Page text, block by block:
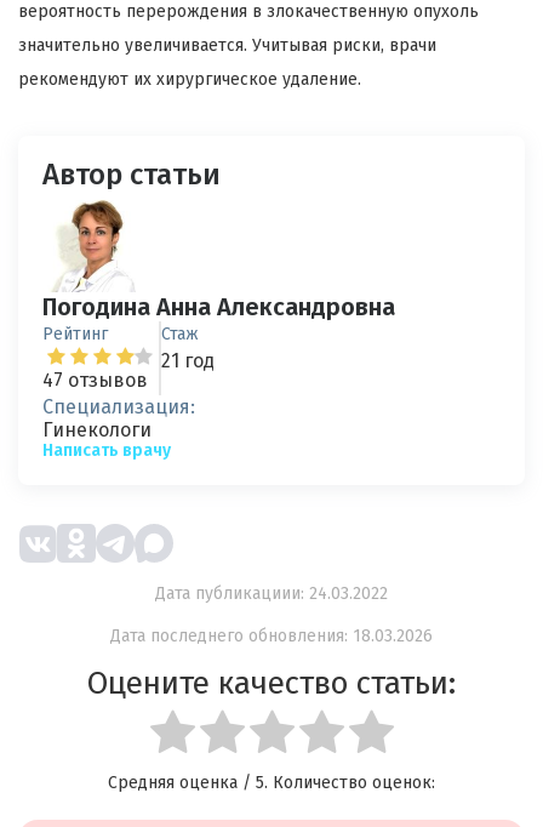
вероятность перерождения в злокачественную опухоль
значительно увеличивается. Учитывая риски, врачи
рекомендуют их хирургическое удаление.
Автор статьи
Погодина Анна Александровна
Рейтинг
47 отзывов
Стаж
21 год
Специализация:
Гинекологи
Написать врачу
Дата публикациии: 24.03.2022
Дата последнего обновления: 18.03.2026
Оцените качество статьи:
Средняя оценка / 5. Количество оценок: